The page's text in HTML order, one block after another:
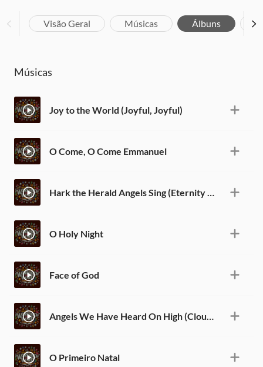
Visão Geral Músicas Álbuns
Músicas
Joy to the World (Joyful, Joyful)
O Come, O Come Emmanuel
O Holy Night
Face of God
O Primeiro Natal